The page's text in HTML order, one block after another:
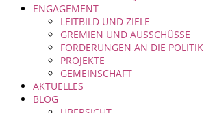
ENGAGEMENT
LEITBILD UND ZIELE
GREMIEN UND AUSSCHÜSSE
FORDERUNGEN AN DIE POLITIK
PROJEKTE
GEMEINSCHAFT
AKTUELLES
BLOG